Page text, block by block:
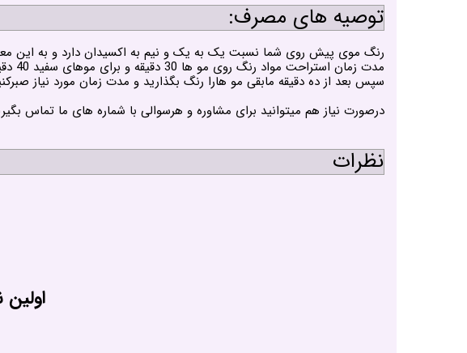
توصیه های مصرف:
رنگ موی پیش روی شما نسبت یک به یک و نیم به اکسیدان دارد و به این معنی که باید 60 میلی لیتر رنگ با 90 میلی لیتر اکسیدان مناسب مخلوط شود تا ترکیب
سپس بعد از ده دقیقه مابقی مو هارا رنگ بگذارید و مدت زمان مورد نیاز
درصورت نیاز هم میتوانید برای مشاوره و هرسوالی با شماره های ما تماس
نظرات